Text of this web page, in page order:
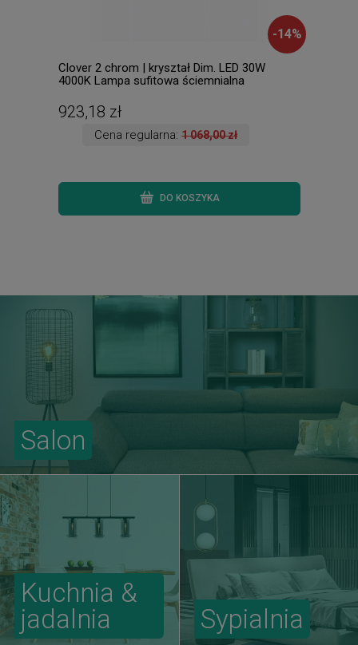
-14%
Clover 2 chrom | kryształ Dim. LED 30W
4000K Lampa sufitowa ściemnialna
923,18 zł
Cena regularna:1 068,00 zł
DO KOSZYKA
Salon
Kuchnia &
jadalnia
Sypialnia